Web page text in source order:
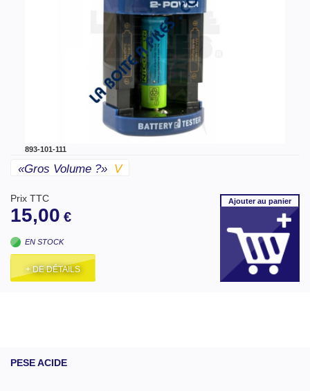
893-101-111
«gros Volume ?» V
Prix TTC
15,00 €
EN STOCK
+ DE DÉTAILS
Ajouterau panier
PESE ACIDE